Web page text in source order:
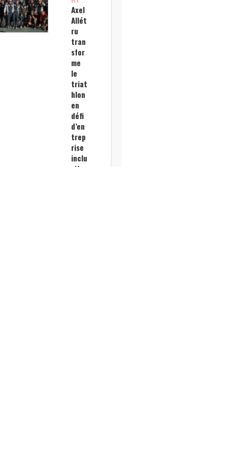
Axel
Allét
ru
tran
sfor
me
le
triat
hlon
en
défi
d’en
trep
rise
inclu
sif